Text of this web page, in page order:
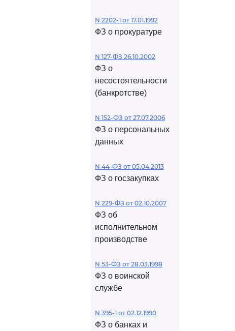
N 2202-1 от 17.01.1992
ФЗ о прокуратуре
N 127-ФЗ 26.10.2002
ФЗ о
несостоятельности
(банкротстве)
N 152-ФЗ от 27.07.2006
ФЗ о персональных
данных
N 44-ФЗ от 05.04.2013
ФЗ о госзакупках
N 229-ФЗ от 02.10.2007
ФЗ об
исполнительном
производстве
N 53-ФЗ от 28.03.1998
ФЗ о воинской
службе
N 395-1 от 02.12.1990
ФЗ о банках и